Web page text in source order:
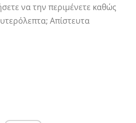
να την περιμένετε καθώς
Απίστευτα